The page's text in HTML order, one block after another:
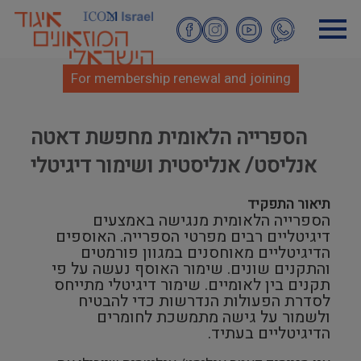
Skip
For membership renewal and joining
הספרייה הלאומית מחפשת דאטה
אנליסט/ אנליסטית ושימור דיגיטלי
תיאור התפקיד
הספרייה הלאומית מנגישה באמצעים
דיגיטליים רבים מפרטי הספרייה. האוספים
הדיגיטליים מאוחסנים במגוון פורמטים
והתקנים שונים. שימור האוסף נעשה על פי
תקנים בין לאומיים. שימור דיגיטלי מתייחס
לסדרת הפעולות הנדרשות כדי להבטיח
ולשמור על גישה מתמשכת לחומרים
הדיגיטליים בעתיד.